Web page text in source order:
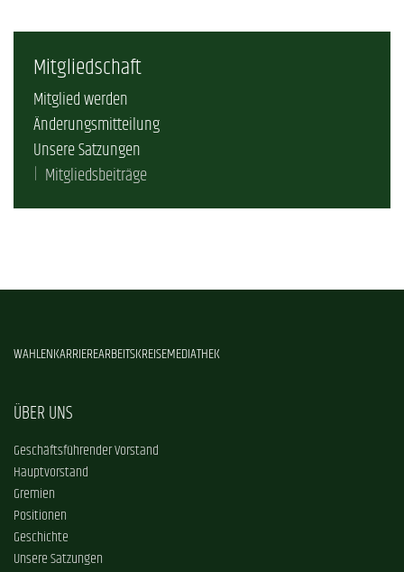
Mitgliedschaft
Mitglied werden
Änderungsmitteilung
Unsere Satzungen
Mitgliedsbeiträge
WAHLENKARRIEREARBEITSKREISEMEDIATHEK
ÜBER UNS
Geschäftsführender Vorstand
Hauptvorstand
Gremien
Positionen
Geschichte
Unsere Satzungen